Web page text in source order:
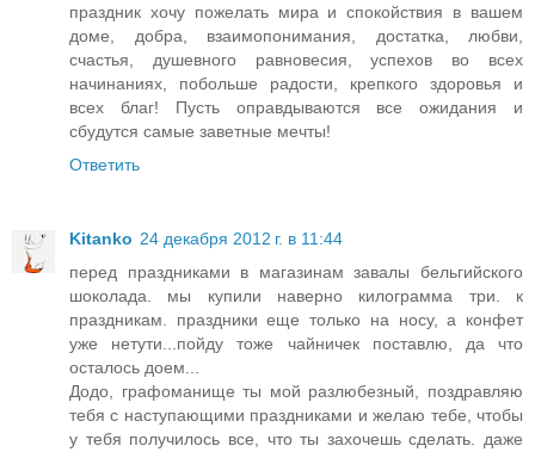
праздник хочу пожелать мира и спокойствия в вашем
доме, добра, взаимопонимания, достатка, любви,
счастья, душевного равновесия, успехов во всех
начинаниях, побольше радости, крепкого здоровья и
всех благ! Пусть оправдываются все ожидания и
сбудутся самые заветные мечты!
Ответить
Kitanko 24 декабря 2012 г. в 11:44
перед праздниками в магазинам завалы бельгийского
шоколада. мы купили наверно килограмма три. к
праздникам. праздники еще только на носу, а конфет
уже нетути...пойду тоже чайничек поставлю, да что
осталось доем...
Додо, графоманище ты мой разлюбезный, поздравляю
тебя с наступающими праздниками и желаю тебе, чтобы
у тебя получилось все, что ты захочешь сделать. даже